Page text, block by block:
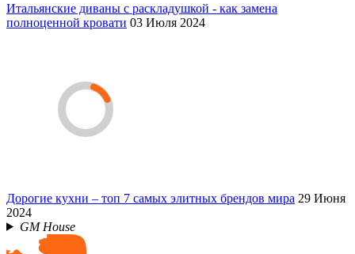
Итальянские диваны с раскладушкой - как замена
полноценной кровати 03 Июля 2024
Дорогие кухни – топ 7 самых элитных брендов мира 29 Июня
2024
GM House